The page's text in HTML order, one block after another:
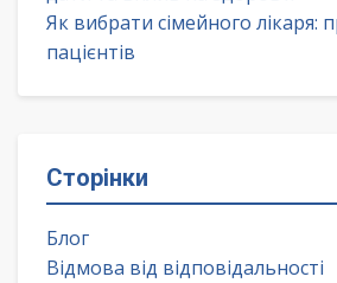
Як вибрати сімейного лікаря:
пацієнтів
Сторінки
Блог
Відмова від відповідальності